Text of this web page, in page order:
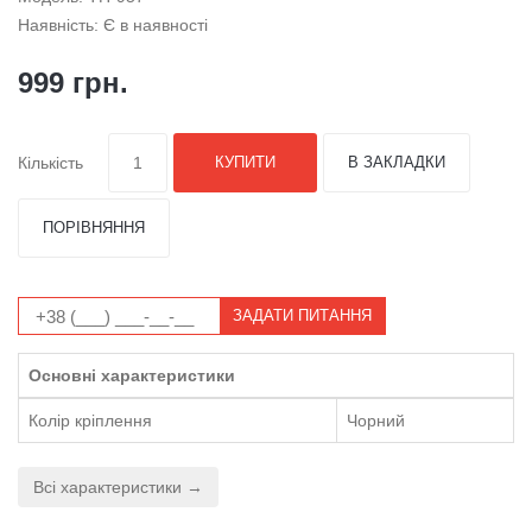
Наявність: Є в наявності
999 грн.
Кількість КУПИТИ В ЗАКЛАДКИ
ПОРІВНЯННЯ
ЗАДАТИ ПИТАННЯ
Основні характеристики
Колір кріплення Чорний
Всі характеристики →